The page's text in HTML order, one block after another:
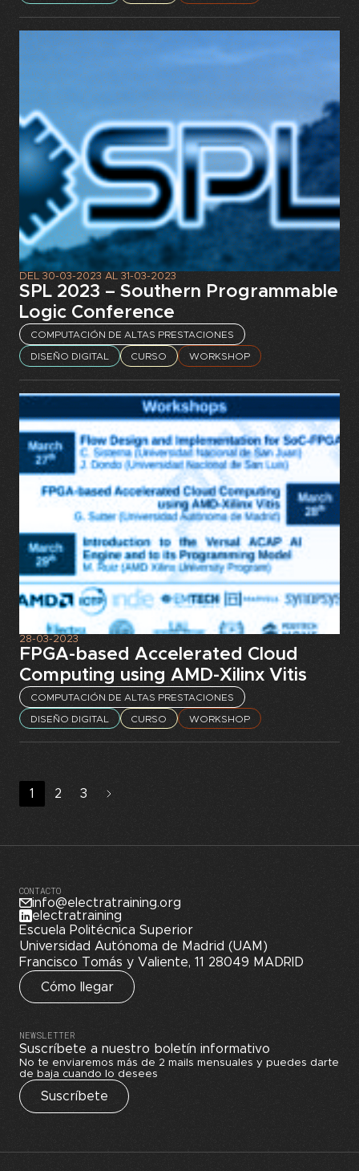
DEL 30-03-2023 AL 31-03-2023
SPL 2023 – Southern Programmable
Logic Conference
COMPUTACIÓN DE ALTAS PRESTACIONES
DISEÑO DIGITAL CURSO WORKSHOP
28-03-2023
FPGA-based Accelerated Cloud
Computing using AMD-Xilinx Vitis
COMPUTACIÓN DE ALTAS PRESTACIONES
DISEÑO DIGITAL CURSO WORKSHOP
1 2 3
CONTACTO
info@electratraining.org
electratraining
Escuela Politécnica Superior
Universidad Autónoma de Madrid (UAM)
Francisco Tomás y Valiente, 11 28049 MADRID
Cómo llegar
NEWSLETTER
Suscríbete a nuestro boletín informativo
No te enviaremos más de 2 mails mensuales y puedes darte
de baja cuando lo desees
Suscríbete